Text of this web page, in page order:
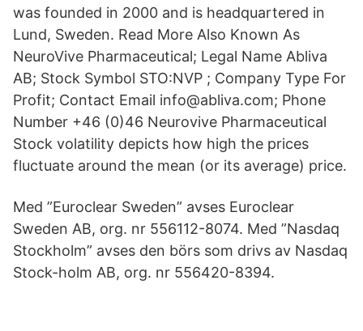
was founded in 2000 and is headquartered in
Lund, Sweden. Read More Also Known As
NeuroVive Pharmaceutical; Legal Name Abliva
AB; Stock Symbol STO:NVP ; Company Type For
Profit; Contact Email info@abliva.com; Phone
Number +46 (0)46 Neurovive Pharmaceutical
Stock volatility depicts how high the prices
fluctuate around the mean (or its average) price.
Med ”Euroclear Sweden” avses Euroclear
Sweden AB, org. nr 556112-8074. Med ”Nasdaq
Stockholm” avses den börs som drivs av Nasdaq
Stock-holm AB, org. nr 556420-8394.